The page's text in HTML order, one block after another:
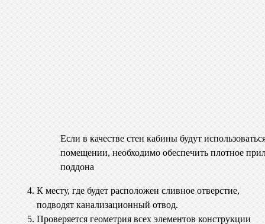
Если в качестве стен кабины будут
помещении, необходимо обеспечить плотное
поддона
К месту, где будет расположен сливное отверстие,
подводят канализационный отвод.
Проверяется геометрия всех элементов конструкции